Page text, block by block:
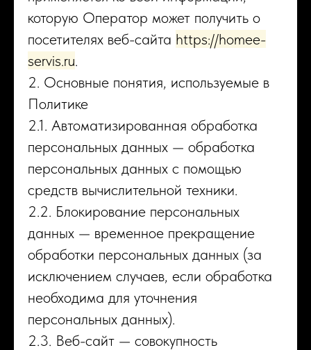
которую Оператор может получить о
посетителях веб-сайта https://homee-
servis.ru.
2. Основные понятия, используемые в
Политике
2.1. Автоматизированная обработка
персональных данных — обработка
персональных данных с помощью
средств вычислительной техники.
2.2. Блокирование персональных
данных — временное прекращение
обработки персональных данных (за
исключением случаев, если обработка
необходима для уточнения
персональных данных).
2.3. Веб-сайт — совокупность